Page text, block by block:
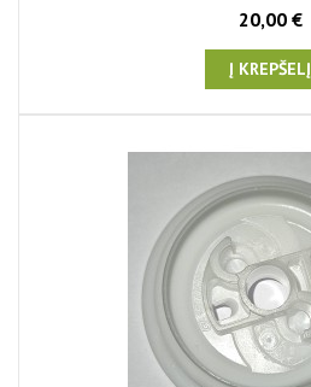
20,00 €
Į KREPŠELĮ